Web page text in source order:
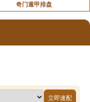
奇门遁甲排盘
立即速配